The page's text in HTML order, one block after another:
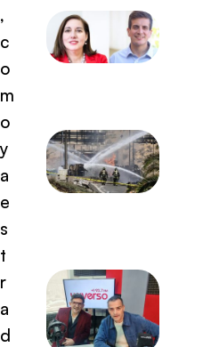
,
c
o
m
o
y
a
e
s
t
r
a
d